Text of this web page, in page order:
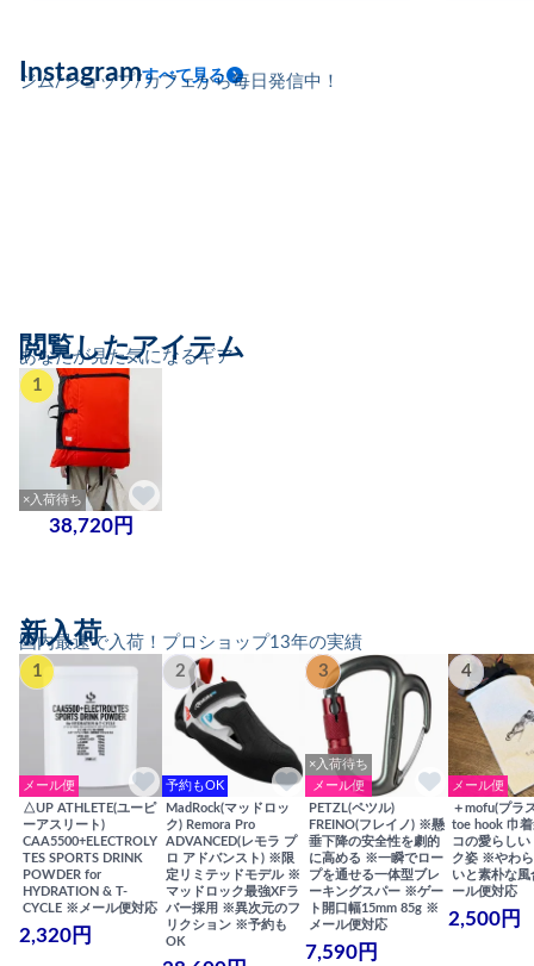
ジム/ショップ/カフェから毎日発信中！
Instagramすべて見る
あなたが見た気になるギア
閲覧したアイテム
1
×入荷待ち
38,720円
国内最速で入荷！プロショップ13年の実績
新入荷
1
メール便
△UP ATHLETE(ユーピ
ーアスリート)
CAA5500+ELECTROLY
TES SPORTS DRINK
POWDER for
HYDRATION & T-
CYCLE ※メール便対応
2,320円
2
予約もOK
MadRock(マッドロッ
ク) Remora Pro
ADVANCED(レモラ プ
ロ アドバンスト) ※限
定リミテッドモデル ※
マッドロック最強XFラ
バー採用 ※異次元のフ
リクション ※予約も
OK
3
×入荷待ち
メール便
PETZL(ペツル)
FREINO(フレイノ) ※懸
垂下降の安全性を劇的
に高める ※一瞬でロー
プを通せる一体型ブレ
ーキングスパー ※ゲー
ト開口幅15mm 85g ※
メール便対応
7,590円
4
メール便
＋mofu(プラ
toe hook 巾
コの愛らしい
ク姿 ※やわ
いと素朴な
ール便対応
2,500円